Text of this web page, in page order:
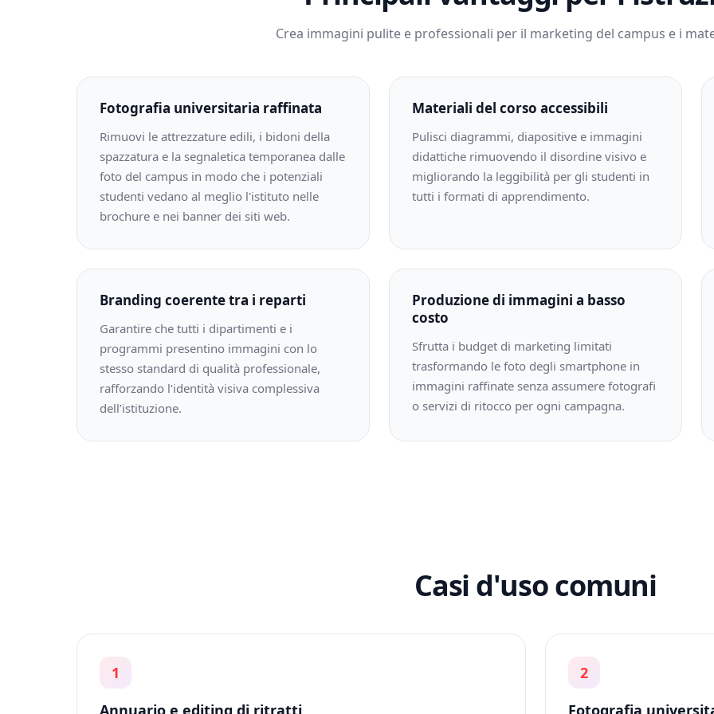
Crea immagini pulite e professionali per il marketing del campus e i
Fotografia universitaria raffinata
Rimuovi le attrezzature edili, i bidoni della
spazzatura e la segnaletica temporanea dalle
foto del campus in modo che i potenziali
studenti vedano al meglio l'istituto nelle
brochure e nei banner dei siti web.
Materiali del corso accessibili
Pulisci diagrammi, diapositive e immagini
didattiche rimuovendo il disordine visivo e
migliorando la leggibilità per gli studenti in
tutti i formati di apprendimento.
Branding coerente tra i reparti
Garantire che tutti i dipartimenti e i
programmi presentino immagini con lo
stesso standard di qualità professionale,
rafforzando l’identità visiva complessiva
dell’istituzione.
Produzione di immagini a basso
costo
Sfrutta i budget di marketing limitati
trasformando le foto degli smartphone in
immagini raffinate senza assumere fotografi
o servizi di ritocco per ogni campagna.
Casi d'uso comuni
1
Annuario e editing di ritratti
2
Fotografia